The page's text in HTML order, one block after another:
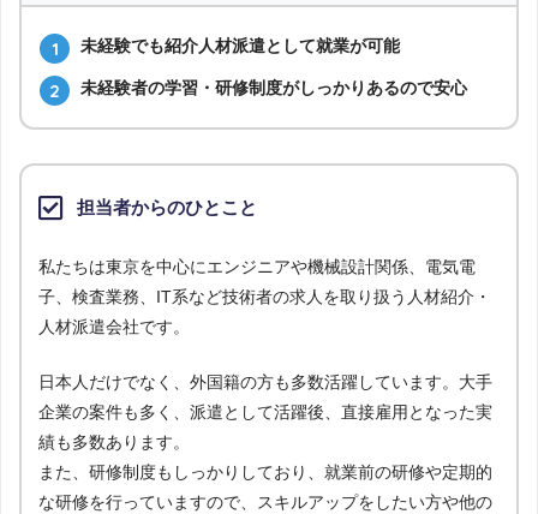
未経験でも紹介人材派遣として就業が可能
未経験者の学習・研修制度がしっかりあるので安心
担当者からのひとこと
私たちは東京を中心にエンジニアや機械設計関係、電気電
子、検査業務、IT系など技術者の求人を取り扱う人材紹介・
人材派遣会社です。
日本人だけでなく、外国籍の方も多数活躍しています。大手
企業の案件も多く、派遣として活躍後、直接雇用となった実
績も多数あります。
また、研修制度もしっかりしており、就業前の研修や定期的
な研修を行っていますので、スキルアップをしたい方や他の